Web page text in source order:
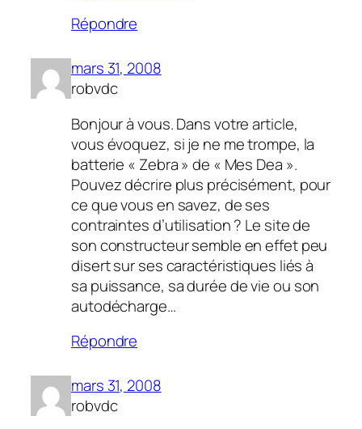
Répondre
mars 31, 2008
robvdc
Bonjour à vous. Dans votre article,
vous évoquez, si je ne me trompe, la
batterie « Zebra » de « Mes Dea ».
Pouvez décrire plus précisément, pour
ce que vous en savez, de ses
contraintes d’utilisation ? Le site de
son constructeur semble en effet peu
disert sur ses caractéristiques liés à
sa puissance, sa durée de vie ou son
autodécharge…
Répondre
mars 31, 2008
robvdc